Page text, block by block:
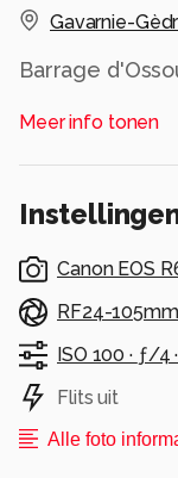
Gavarnie-
Barrage
departement
toppen van
Alle rechten
Meer info tonen
Canon EOS
RF24-
ISO 100 · ƒ/4
Flits uit
Alle foto